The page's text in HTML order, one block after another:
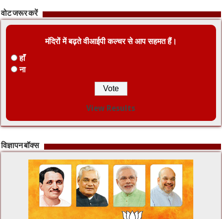
वोट जरूर करें
मंदिरों में बढ़ते वीआईपी कल्चर से आप सहमत हैं।
हाँ
ना
View Results
विज्ञापन बॉक्स